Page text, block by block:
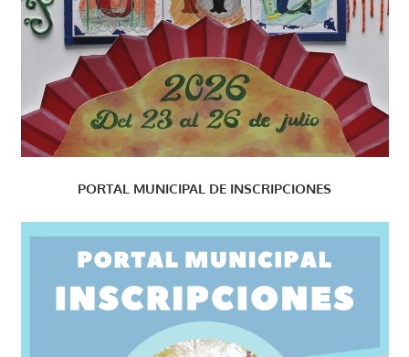
PORTAL MUNICIPAL DE INSCRIPCIONES